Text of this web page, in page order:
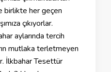
birlikte her geçen
çıkıyorlar.
aylarında tercih
mutlaka terletmeyen
İlkbahar Tesettür